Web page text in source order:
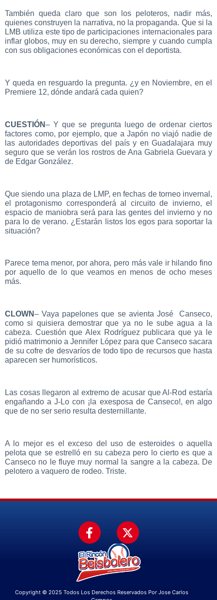
También queda claro que son los peloteros, nadir más,
quienes construyen la narrativa, no la propaganda. Que si la
LMB utiliza este tipo de participaciones internacionales para
inflar globos, muy en su derecho, siempre y cuando cumpla
con sus obligaciones económicas con el deportista.
Y queda en resguardo la pregunta. ¿y en Noviembre, en el
Premiere 12, dónde andará cada quien?
CUESTIÓN– Y que se pregunta luego de ordenar ciertos
factores como, por ejemplo, que a Japón no viajó nadie de
las autoridades deportivas del país y en Guadalajara muy
seguro que se verán los rostros de Ana Gabriela Guevara y
de Edgar González.
Que siendo una plaza de LMP, en fechas de torneo invernal,
el protagonismo corresponderá al circuito de invierno, el
espacio de maniobra será para las gentes del invierno y no
para lo de verano. ¿Estarán listos los egos para soportar la
situación?
Parece tema menor, por ahora, pero más vale ir hilando fino
por aquello de lo que veamos en menos de ocho meses
más.
CLOWN– Vaya papelones que se avienta José Canseco,
como si quisiera demostrar que ya no le sube agua a la
cabeza. Cuestión que Alex Rodríguez publicara que ya le
pidió matrimonio a Jennifer López para que Canseco sacara
de su cofre de desvaríos de todo tipo de recursos que hasta
aparecen ser humorísticos.
Las cosas llegaron al extremo de acusar que Al-Rod estaría
engañando a J-Lo con ¡la exesposa de Canseco!, en algo
que de no ser serio resulta desternillante.
A lo mejor es el exceso del uso de esteroides o aquella
pelota que se estrelló en su cabeza pero lo cierto es que a
Canseco no le fluye muy normal la sangre a la cabeza. De
pelotero a vaquero de rodeo. Triste.
Copyright © 2025 Todos Los Derechos Reservados Por Jose Carlos